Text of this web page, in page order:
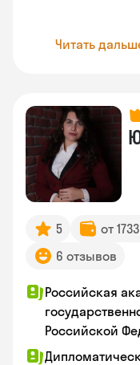
Читать
5 от
6 отзывов
Российская
Российской